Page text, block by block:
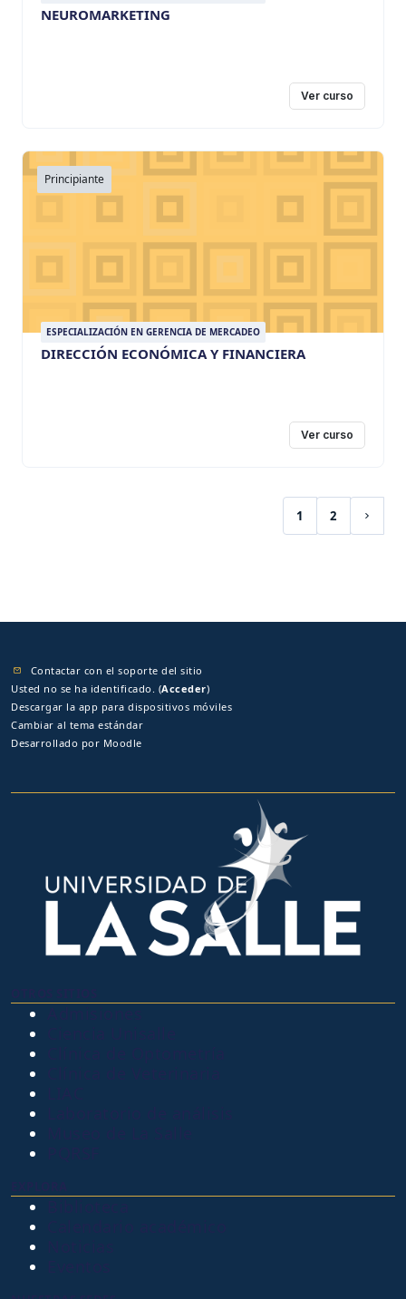
NEUROMARKETING
Ver curso
Principiante
ESPECIALIZACIÓN EN GERENCIA DE MERCADEO
DIRECCIÓN ECONÓMICA Y FINANCIERA
Ver curso
1
(current)
2
Contactar con el soporte del sitio
Usted no se ha identificado. (Acceder)
Descargar la app para dispositivos móviles
Cambiar al tema estándar
Desarrollado por Moodle